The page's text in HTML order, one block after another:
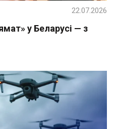
у Беларусі — з
22.07.2026